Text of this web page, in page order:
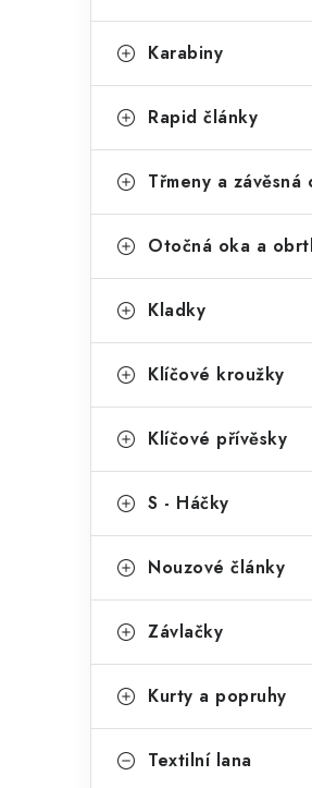
Karabiny
Rapid články
Třmeny a závěsná
Otočná oka a
Kladky
Klíčové kroužky
Klíčové přívěsky
S - Háčky
Nouzové články
Závlačky
Kurty a popruhy
Textilní lana